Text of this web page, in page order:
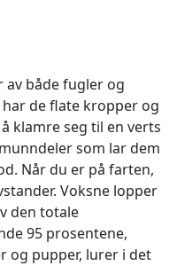
av både fugler og
de flate kropper og
klamre seg til en verts
som lar dem
Når du er på farten,
Voksne lopper
den totale
95 prosentene,
og pupper, lurer i det